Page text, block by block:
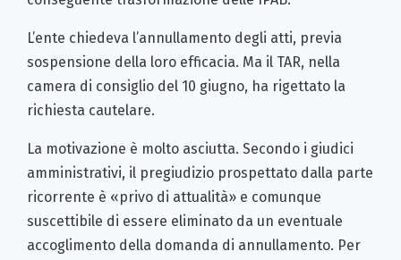
L’ente chiedeva l’annullamento degli atti, previa
sospensione della loro efficacia. Ma il TAR, nella
camera di consiglio del 10 giugno, ha rigettato la
richiesta cautelare.
La motivazione è molto asciutta. Secondo i giudici
amministrativi, il pregiudizio prospettato dalla parte
ricorrente è «privo di attualità» e comunque
suscettibile di essere eliminato da un eventuale
accoglimento della domanda di annullamento. Per